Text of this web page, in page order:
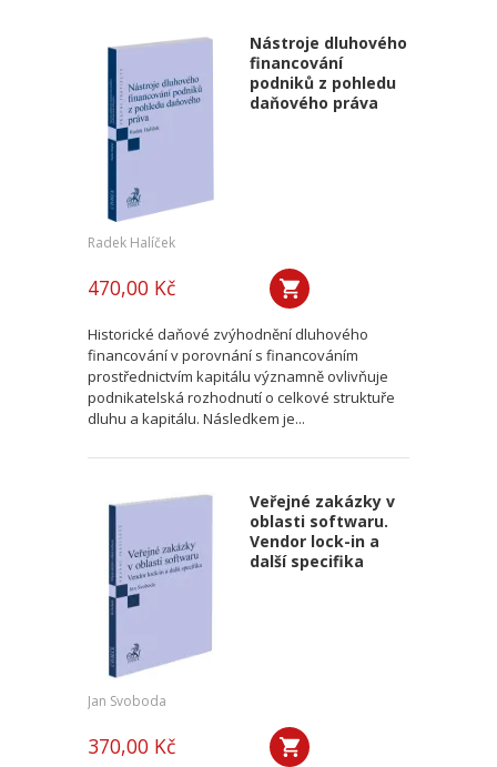
Nástroje dluhového
financování
podniků z pohledu
daňového práva
Radek Halíček
470,00 Kč
Historické daňové zvýhodnění dluhového
financování v porovnání s financováním
prostřednictvím kapitálu významně ovlivňuje
podnikatelská rozhodnutí o celkové struktuře
dluhu a kapitálu. Následkem je...
Veřejné zakázky v
oblasti softwaru.
Vendor lock-in a
další specifika
Jan Svoboda
370,00 Kč